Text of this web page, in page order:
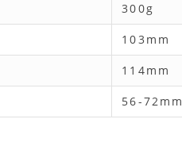
300g
103mm
114mm
56-72mm